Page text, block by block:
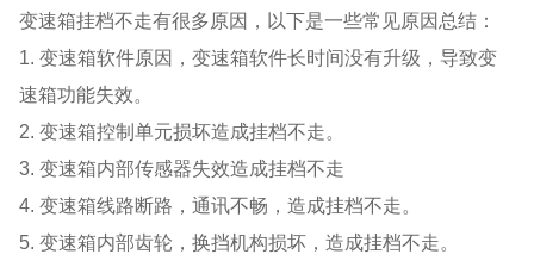
变速箱挂档不走有很多原因，以下是一些常见原因总结：
1. 变速箱软件原因，变速箱软件长时间没有升级，导致变
速箱功能失效。
2. 变速箱控制单元损坏造成挂档不走。
3. 变速箱内部传感器失效造成挂档不走
4. 变速箱线路断路，通讯不畅，造成挂档不走。
5. 变速箱内部齿轮，换挡机构损坏，造成挂档不走。